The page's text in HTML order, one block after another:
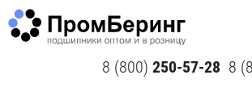
8 (800) 250-57-28 8